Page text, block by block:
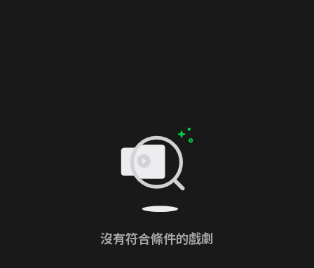
沒有符合條件的戲劇